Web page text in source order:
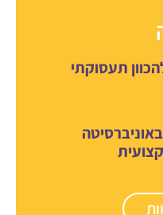
ת״א
מוסמך